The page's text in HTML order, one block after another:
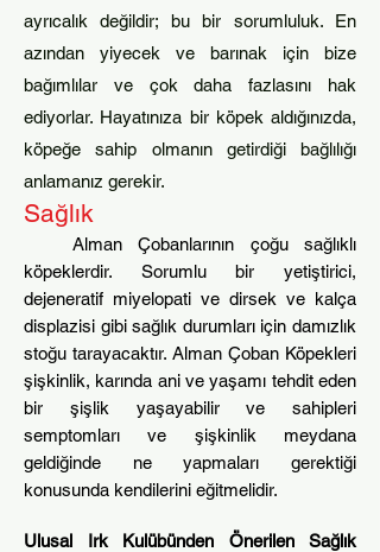
ayrıcalık değildir; bu bir sorumluluk. En
azından yiyecek ve barınak için bize
bağımlılar ve çok daha fazlasını hak
ediyorlar. Hayatınıza bir köpek aldığınızda,
köpeğe sahip olmanın getirdiği bağlılığı
anlamanız gerekir.
Sağlık
Alman Çobanlarının çoğu sağlıklı
köpeklerdir. Sorumlu bir yetiştirici,
dejeneratif miyelopati ve dirsek ve kalça
displazisi gibi sağlık durumları için damızlık
stoğu tarayacaktır. Alman Çoban Köpekleri
şişkinlik, karında ani ve yaşamı tehdit eden
bir şişlik yaşayabilir ve sahipleri
semptomları ve şişkinlik meydana
geldiğinde ne yapmaları gerektiği
konusunda kendilerini eğitmelidir.
Ulusal Irk Kulübünden Önerilen Sağlık